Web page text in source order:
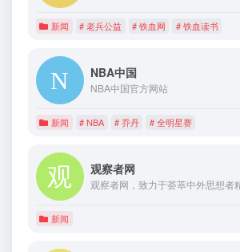
新闻 # 老兵公益 # 铁血网 # 铁血读书
NBA中国
NBA中国官方网站
新闻 # NBA # 乔丹 # 全明星赛
观察者网
新闻